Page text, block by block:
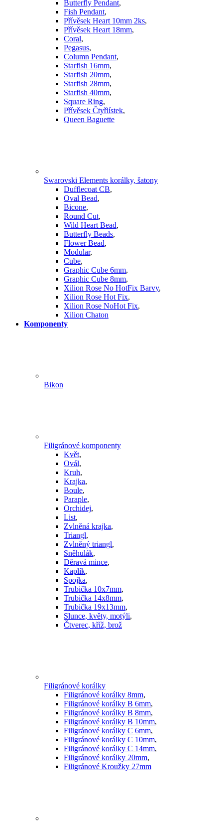
Butterfly Pendant,
Fish Pendant,
Přívěsek Heart 10mm 2ks,
Přívěsek Heart 18mm,
Coral,
Pegasus,
Column Pendant,
Starfish 16mm,
Starfish 20mm,
Starfish 28mm,
Starfish 40mm,
Square Ring,
Přívěsek Čtyřlístek,
Queen Baguette
Swarovski Elements korálky, šatony
Dufflecoat CB,
Oval Bead,
Bicone,
Round Cut,
Wild Heart Bead,
Butterfly Beads,
Flower Bead,
Modular,
Cube,
Graphic Cube 6mm,
Graphic Cube 8mm,
Xilion Rose No HotFix Barvy,
Xilion Rose Hot Fix,
Xilion Rose NoHot Fix,
Xilion Chaton
Komponenty
Bikon
Filigránové komponenty
Květ,
Ovál,
Kruh,
Krajka,
Boule,
Paraple,
Orchidej,
List,
Zvlněná krajka,
Triangl,
Zvlněný triangl,
Sněhulák,
Děravá mince,
Kaplík,
Spojka,
Trubička 10x7mm,
Trubička 14x8mm,
Trubička 19x13mm,
Slunce, květy, motýli,
Čtverec, kříž, brož
Filigránové korálky
Filigránové korálky 8mm,
Filigránové korálky B 6mm,
Filigránové korálky B 8mm,
Filigránové korálky B 10mm,
Filigránové korálky C 6mm,
Filigránové korálky C 10mm,
Filigránové korálky C 14mm,
Filigránové korálky 20mm,
Filigránové Kroužky 27mm